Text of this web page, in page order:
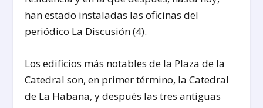
han estado instaladas las oficinas del
periódico La Discusión (4).
Los edificios más notables de la Plaza de la
Catedral son, en primer término, la Catedral
de La Habana, y después las tres antiguas